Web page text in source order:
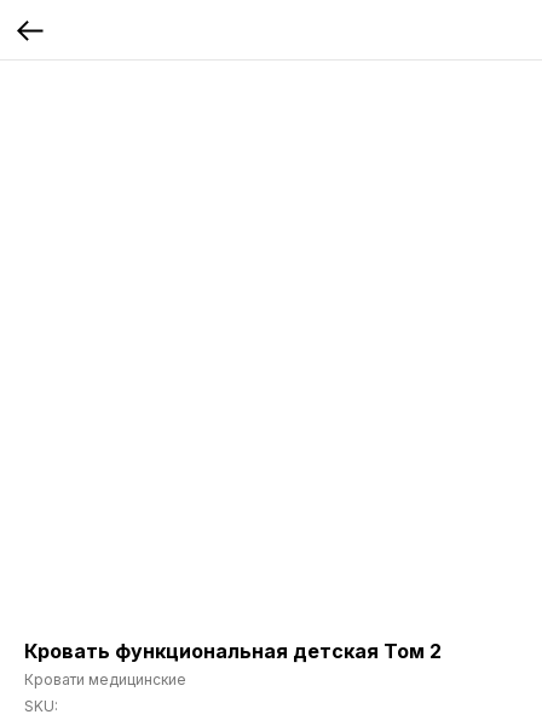
Кровать функциональная детская Том 2
Кровати медицинские
SKU: